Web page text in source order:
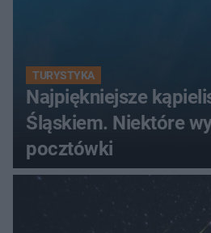
TURYSTYKA
Najpiękniejsze
Śląskiem. Niektóre
pocztówki